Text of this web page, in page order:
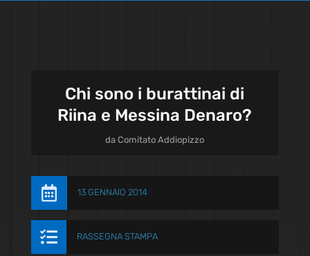
Chi sono i burattinai di
Riina e Messina Denaro?
daComitato Addiopizzo
 13 GENNAIO 2014
 RASSEGNA STAMPA